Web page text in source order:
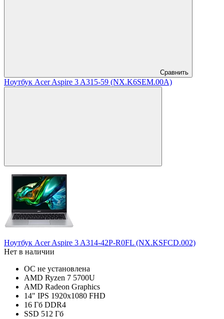
Сравнить
Ноутбук Acer Aspire 3 A315-59 (NX.K6SEM.00A)
Ноутбук Acer Aspire 3 A314-42P-R0FL (NX.KSFCD.002)
Нет в наличии
ОС не установлена
AMD Ryzen 7 5700U
AMD Radeon Graphics
14" IPS 1920x1080 FHD
16 Гб DDR4
SSD 512 Гб